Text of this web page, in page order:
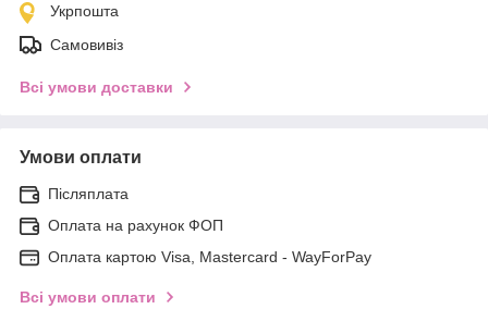
Укрпошта
Самовивіз
Всі умови доставки
Умови оплати
Післяплата
Оплата на рахунок ФОП
Оплата картою Visa, Mastercard - WayForPay
Всі умови оплати